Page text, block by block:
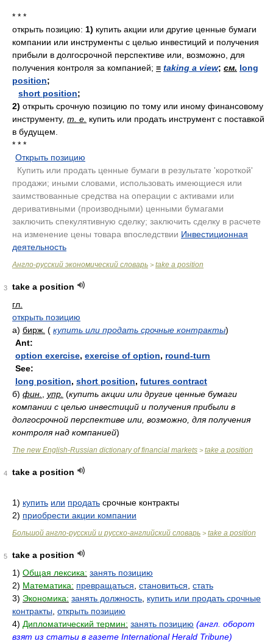
* * *
открыть позицию: 1) купить акции или другие ценные бумаги
компании или инструменты с целью инвестиций и получения
прибыли в долгосрочной перспективе или, возможно, для
получения контроля за компанией; = taking a view; см. long
position;
short position;
2) открыть срочную позицию по тому или иному финансовому
инструменту, т. е. купить или продать инструмент с поставкой
в будущем.
* * *
Открыть позицию
Купить или продать ценные бумаги в результате 'короткой'
продажи; иными словами, использовать имеющиеся или
заимствованные средства на операции с активами или
деривативными (производными) ценными бумагами
заключить спекулятивную сделку; заключить сделку в расчете
на изменение цены товара впоследствии Инвестиционная
деятельность
Англо-русский экономический словарь > take a position
3
take a position
гл.
открыть позицию
а) бирж. ( купить или продать срочные контракты)
Ant:
option exercise, exercise of option, round-turn
See:
long position, short position, futures contract
б) фин. упр. (купить акции или другие ценные бумаги
компании с целью инвестиций и получения прибыли в
долгосрочной перспективе или, возможно, для получения
контроля над компанией)
The new English-Russian dictionary of financial markets > take a position
4 take a position
1) купить или продать срочные контракты
2) приобрести акции компании
Большой англо-русский и русско-английский словарь > take a position
5
take a position
1) Общая лексика: занять позицию
2) Математика: превращаться становиться стать
3) Экономика: занять должность купить или продать срочные
контракты открыть позицию
4) Дипломатический термин: занять позицию (англ. оборот
взят из статьи в газете International Herald Tribune)